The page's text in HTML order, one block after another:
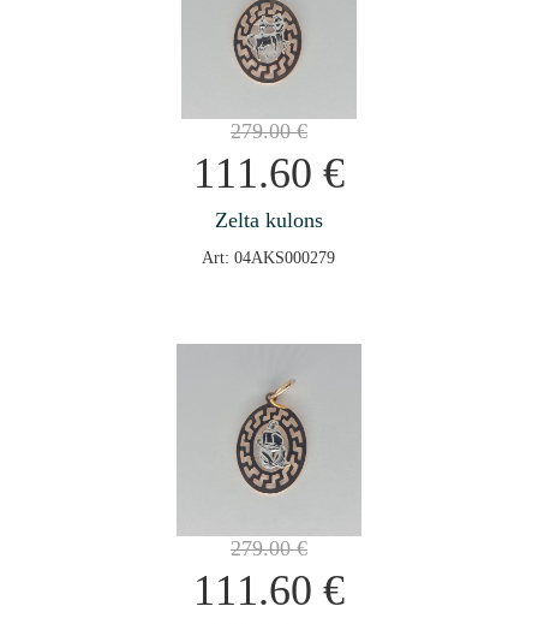
279.00€
111.60 €
Zelta kulons
Art: 04AKS000279
279.00€
111.60 €